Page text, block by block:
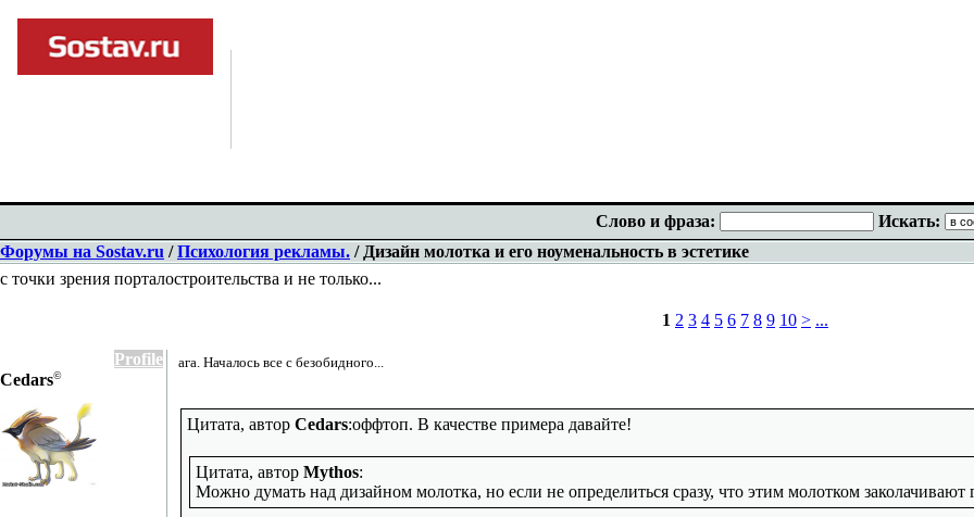
Слово и фраза: Искать:
Форумы на Sostav.ru /Психология рекламы. / Дизайн молотка и его ноуменальность в эстетике
с точки зрения порталостроительства и не только...
1 2 3 4 5 6 7 8 9 10 > ...
Profile
Cedars©
ага. Началось все с безобидного...
Цитата, автор Cedars:оффтоп. В качестве примера давайте!
Цитата, автор Mythos:
Можно думать над дизайном молотка, но если не определиться сразу, что этим молотком заколачивают